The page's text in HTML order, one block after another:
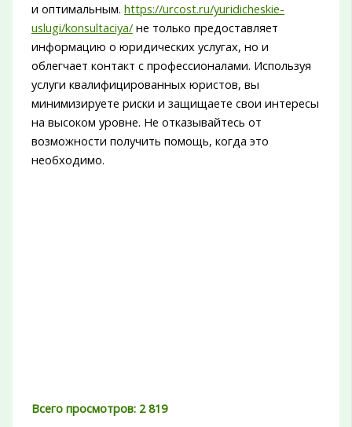
и оптимальным. https://urcost.ru/yuridicheskie-
uslugi/konsultaciya/не только предоставляет
информацию о юридических услугах, но и
облегчает контакт с профессионалами. Используя
услуги квалифицированных юристов, вы
минимизируете риски и защищаете свои интересы
на высоком уровне. Не отказывайтесь от
возможности получить помощь, когда это
необходимо.
Всего просмотров: 2 819